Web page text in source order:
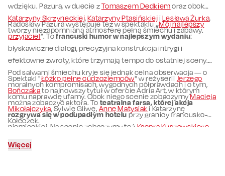
wdzięku. Pazura, w duecie zTomaszem Dedkiemoraz obok
Katarzyny Skrzyneckiej,Katarzyny Ptasińskieji Lesława Żurka,
tworzy niezapomnianą atmosferę pełną śmiechu i zabawy.
Radosław Pazura występuje też w spektaklu„Mój najlepszy
przyjaciel”. Tofrancuski humor w najlepszym wydaniu:
błyskawiczne dialogi, precyzyjna konstrukcja intrygi i
efektowne zwroty, które trzymają tempo do ostatniej sceny.
Pod salwami śmiechu kryje się jednak celna obserwacja — o
moralnych kompromisach, wygodnych półprawdach i o tym,
komu naprawdę ufamy. Obok niego scenie zobaczymyMacieja
Mikołajczyka, Sylwię Gliwę, Annę Matysiaki Katarzynę
Kołeczek.
Spektakl "Łóżko pełne cudzoziemców" w reżyserii Jerzego
Bończakato najnowszy tytuł w ofercie Adria Art, w którym
można zobaczyć aktora. To teatralna farsa, której akcja
rozgrywa się w podupadłym hoteluprzy granicy francusko-
niemieckiej. Na scenie zobaczymy też Kacpra Kuszewskiego
Więcej